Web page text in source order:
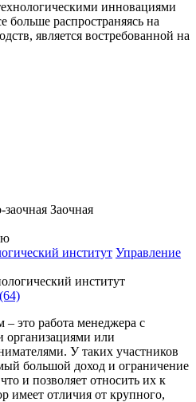
инновациями
больше распространяясь на
является востребованной на
Заочная
институт Управление
это работа менеджера с
или
У таких участников
большой доход и ограничение
и позволяет относить их к
имеет отличия от крупного,